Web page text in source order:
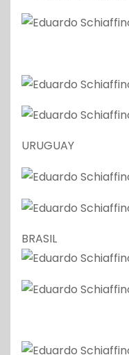
URUGUAY
BRASIL